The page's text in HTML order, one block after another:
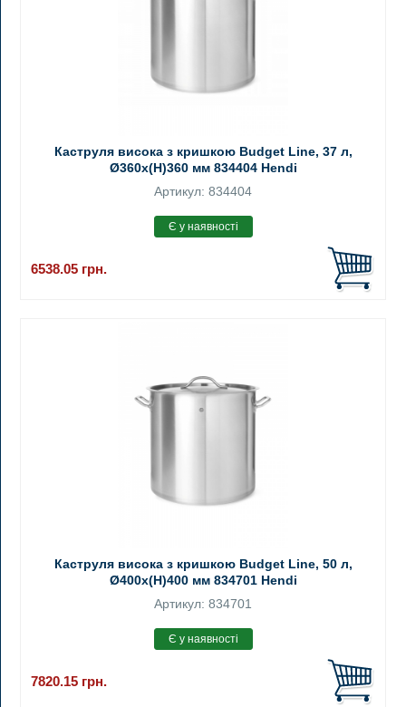
Каструля висока з кришкою Budget Line, 37 л,
Ø360x(H)360 мм 834404 Hendi
Артикул: 834404
6538.05 грн.
Каструля висока з кришкою Budget Line, 50 л,
Ø400x(H)400 мм 834701 Hendi
Артикул: 834701
7820.15 грн.